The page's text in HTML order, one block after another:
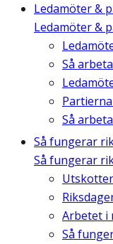
Ledamöter &
Ledamöter &
Så
Så
Så fungerar
Så fungerar
Arbetet i
Så